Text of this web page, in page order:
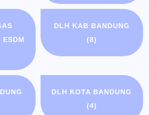
ESDM
DLH KAB BANDUNG
(8)
DLH KOTA BANDUNG
(4)